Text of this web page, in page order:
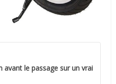
avant le passage sur un vrai